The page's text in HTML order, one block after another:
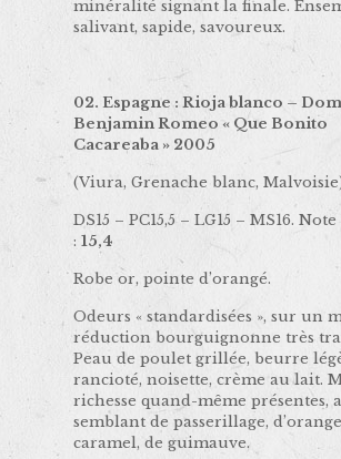
minéralité signant la finale.
salivant, sapide, savoureux.
02. Espagne : Rioja blanco –
Benjamin Romeo « Que Bonito
Cacareaba » 2005
(Viura, Grenache blanc,
DS15 – PC15,5 – LG15 – MS16.
:15,4
Robe or, pointe d’orangé.
Odeurs « standardisées », sur un
réduction bourguignonne très
Peau de poulet grillée, beurre
rancioté, noisette, crème au lait.
richesse quand-même présentes,
semblant de passerillage,
caramel, de guimauve.